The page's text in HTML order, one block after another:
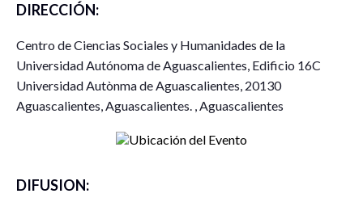
DIRECCIÓN:
Centro de Ciencias Sociales y Humanidades de la
Universidad Autónoma de Aguascalientes, Edificio 16C
Universidad Autònma de Aguascalientes, 20130
Aguascalientes, Aguascalientes. , Aguascalientes
DIFUSION: